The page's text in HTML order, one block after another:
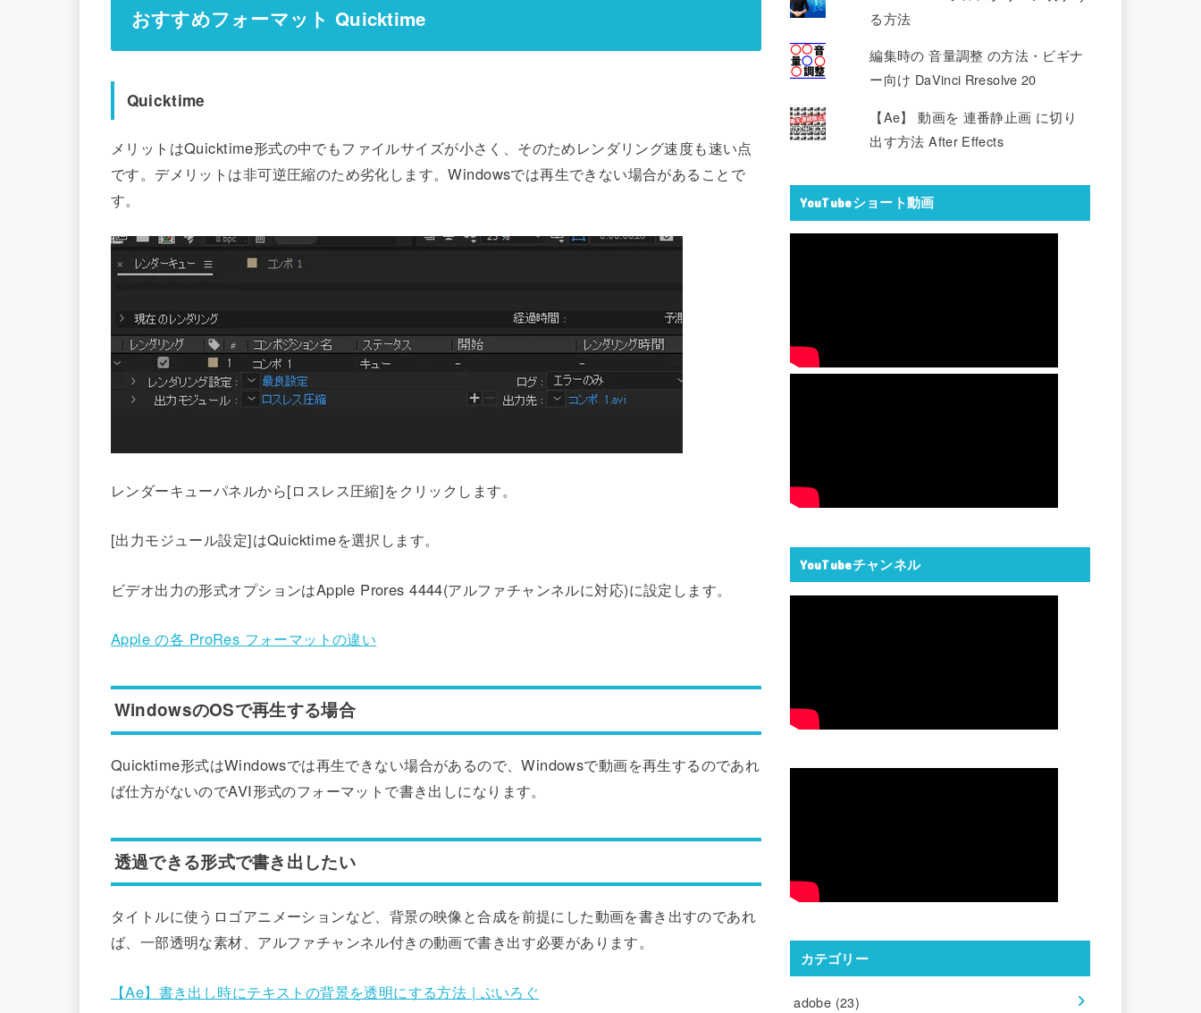
おすすめフォーマット Quicktime
Quicktime
メリットはQuicktime形式の中でもファイルサイズが小さく、そのためレンダリング速度も速い点
です。デメリットは非可逆圧縮のため劣化します。Windowsでは再生できない場合があることで
す。
レンダーキューパネルから[ロスレス圧縮]をクリックします。
[出力モジュール設定]はQuicktimeを選択します。
ビデオ出力の形式オプションはApple Prores 4444(アルファチャンネルに対応)に設定します。
Apple の各 ProRes フォーマットの違い
WindowsのOSで再生する場合
Quicktime形式はWindowsでは再生できない場合があるので、Windowsで動画を再生するのであれ
ば仕方がないのでAVI形式のフォーマットで書き出しになります。
透過できる形式で書き出したい
タイトルに使うロゴアニメーションなど、背景の映像と合成を前提にした動画を書き出すのであれ
ば、一部透明な素材、アルファチャンネル付きの動画で書き出す必要があります。
【Ae】書き出し時にテキストの背景を透明にする方法 | ぶいろぐ
る方法
編集時の 音量調整 の方法・ビギナ
ー向け DaVinci Rresolve 20
【Ae】 動画を 連番静止画 に切り
出す方法 After Effects
YouTubeショート動画
YouTubeチャンネル
カテゴリー
adobe (23)